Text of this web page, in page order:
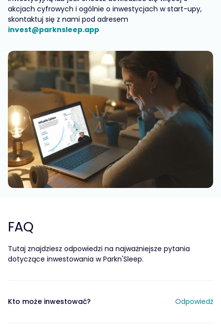
akcjach cyfrowych i ogólnie o inwestycjach w start-upy,
skontaktuj się z nami pod adresem
invest@parknsleep.app
FAQ
Tutaj znajdziesz odpowiedzi na najważniejsze pytania
dotyczące inwestowania w Parkn'Sleep.
Kto może inwestować? Odpowiedź